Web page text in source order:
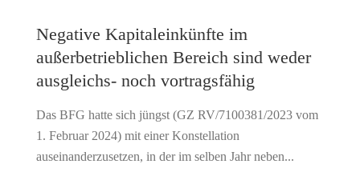
Negative Kapitaleinkünfte im
außerbetrieblichen Bereich sind weder
ausgleichs- noch vortragsfähig
Das BFG hatte sich jüngst (GZ RV/7100381/2023 vom
1. Februar 2024) mit einer Konstellation
auseinanderzusetzen, in der im selben Jahr neben...